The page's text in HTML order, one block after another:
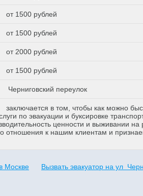
от 1500 рублей
от 1500 рублей
от 2000 рублей
от 1500 рублей
Черниговский переулок
заключается в том, чтобы как можно
по эвакуации и буксировке
ценности и выживании
отношения к нашим клиентам и
Москве Вызвать эвакуатор на ул